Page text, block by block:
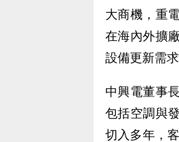
大商機，重
在海內外擴
設備更新需
中興電董事
包括空調與
切入多年，